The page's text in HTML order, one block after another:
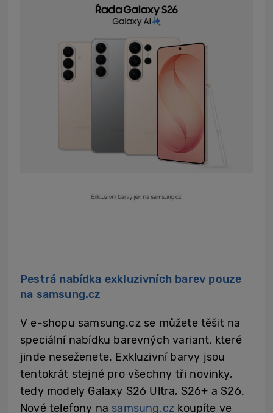
Pestrá nabídka exkluzivních barev pouze
na samsung.cz
V e-shopu samsung.cz se můžete těšit na
speciální nabídku barevných variant, které
jinde neseženete. Exkluzivní barvy jsou
tentokrát stejné pro všechny tři novinky,
tedy modely Galaxy S26 Ultra, S26+ a S26.
Nové telefony na samsung.cz koupíte ve